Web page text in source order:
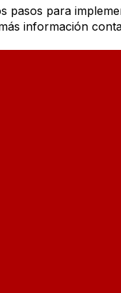
pasos para
información